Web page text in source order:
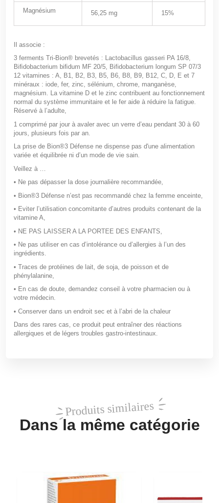
Magnésium 56,25 mg 15%
Il associe :
3 ferments Tri-Bion® brevetés : Lactobacillus gasseri PA 16/8,
Biﬁdobacterium biﬁdum MF 20/5, Bifidobacterium longum SP 07/3
12 vitamines : A, B1, B2, B3, B5, B6, B8, B9, B12, C, D, E et 7
minéraux : iode, fer, zinc, sélénium, chrome, manganèse,
magnésium. La vitamine D et le zinc contribuent au fonctionnement
normal du système immunitaire et le fer aide à réduire la fatigue.
Réservé à l’adulte,
1 comprimé par jour à avaler avec un verre d’eau pendant 30 à 60
jours, plusieurs fois par an.
La prise de Bion®3 Défense ne dispense pas d'une alimentation
variée et équilibrée ni d’un mode de vie sain.
Veillez à …
• Ne pas dépasser la dose journalière recommandée,
• Bion®3 Défense n’est pas recommandé chez la femme enceinte,
• Eviter l’utilisation concomitante d’autres produits contenant de la
vitamine A,
• NE PAS LAISSER A LA PORTEE DES ENFANTS,
• Ne pas utiliser en cas d’intolérance ou d’allergies à l’un des
ingrédients.
• Traces de protéines de lait, de soja, de poisson et de
phénylalanine,
• En cas de doute, demandez conseil à votre pharmacien ou à
votre médecin.
• Conserver dans un endroit sec et à l’abri de la chaleur
Dans des rares cas, ce produit peut entraîner des réactions
allergiques et de légers troubles gastro-intestinaux.
Produits similaires
Dans la même catégorie